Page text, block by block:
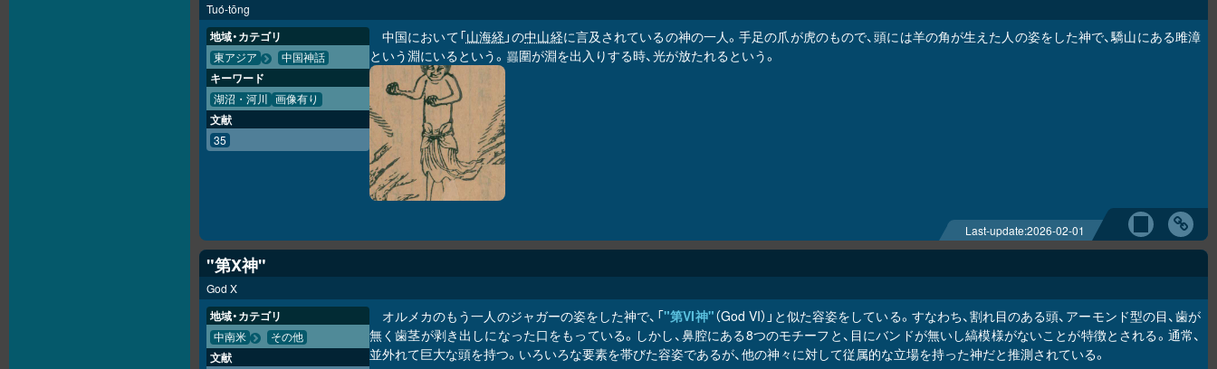
Tuó-tōng
中国において「山海経 」の中山経に言及されているの神の一人。手足の爪が虎のもので、頭には羊の角が生えた人の姿をした神で、驕山にある雎漳
という淵にいるという。 𧕛圍が淵を出入りする時、光が放たれるという。
地域・カテゴリ
東アジア 中国神話
キーワード
湖沼・河川 画像有り
文献
35
Last-update:2026-02-01
"第X神"
God X
オルメカのもう一人のジャガーの姿をした神で、「"第VI神"（God VI）」と似た容姿をしている。すなわち、割れ目のある頭、アーモンド型の目、歯が
無く歯茎が剥き出しになった口をもっている。しかし、鼻腔にある8つのモチーフと、目にバンドが無いし縞模様がないことが特徴とされる。通常、
並外れて巨大な頭を持つ。いろいろな要素を帯びた容姿であるが、他の神々に対して従属的な立場を持った神だと推測されている。
地域・カテゴリ
中南米 その他
文献